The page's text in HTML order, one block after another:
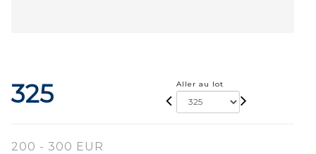
325 Aller au lot
200 - 300 EUR